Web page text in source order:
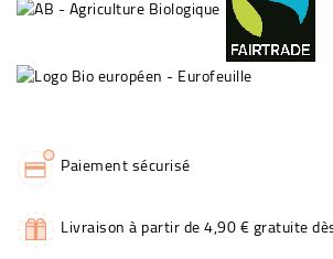
Paiement sécurisé
Livraison à partir de 4,90 € gratuite